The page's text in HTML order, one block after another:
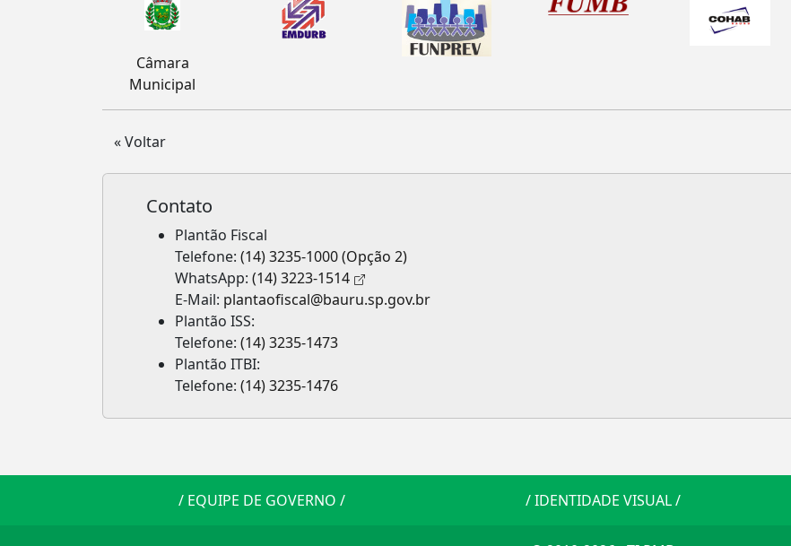
Câmara
Municipal
« Voltar
Contato
Plantão Fiscal
Telefone: (14) 3235-1000 (Opção 2)
WhatsApp: (14) 3223-1514
E-Mail: plantaofiscal@bauru.sp.gov.br
Plantão ISS:
Telefone: (14) 3235-1473
Plantão ITBI:
Telefone: (14) 3235-1476
/ EQUIPE DE GOVERNO / /IDENTIDADE VISUAL/